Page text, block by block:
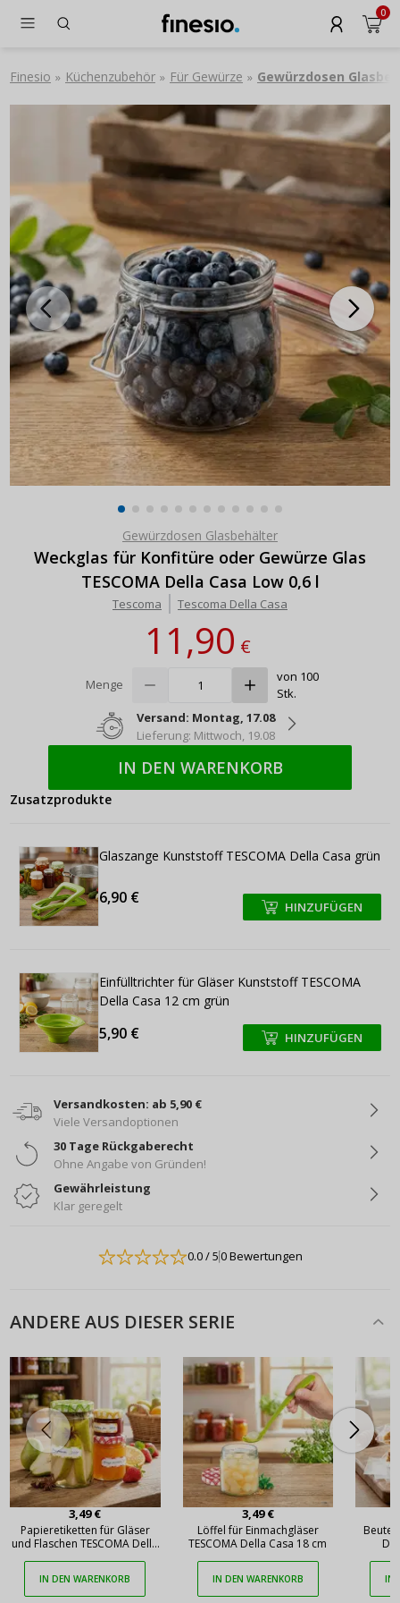
0
Finesio » Küchenzubehör » Für Gewürze » Gewürzdosen
Gewürzdosen Glasbehälter
Weckglas für Konfitüre oder Gewürze Glas
TESCOMA Della Casa Low 0,6 l
Tescoma Tescoma Della Casa
11,90€
Menge
von 100
Stk.
Versand: Montag, 17.08
Lieferung: Mittwoch, 19.08
IN DEN WARENKORB
Zusatzprodukte
Glaszange Kunststoff TESCOMA Della Casa grün
6,90 € +
+ HINZUFÜGEN
Einfülltrichter für Gläser Kunststoff TESCOMA
Della Casa 12 cm grün
5,90 € +
+ HINZUFÜGEN
Versandkosten: ab 5,90 €
Viele Versandoptionen
30 Tage Rückgaberecht
Ohne Angabe von Gründen!
Gewährleistung
Klar geregelt
0.0/ 50 Bewertungen
ANDERE AUS DIESER SERIE
3,49 €
Papieretiketten für Gläser
und Flaschen TESCOMA Della
IN DEN WARENKORB
3,49 €
Löffel für Einmachgläser
TESCOMA Della Casa 18 cm
IN DEN WARENKORB
Beutel
IN